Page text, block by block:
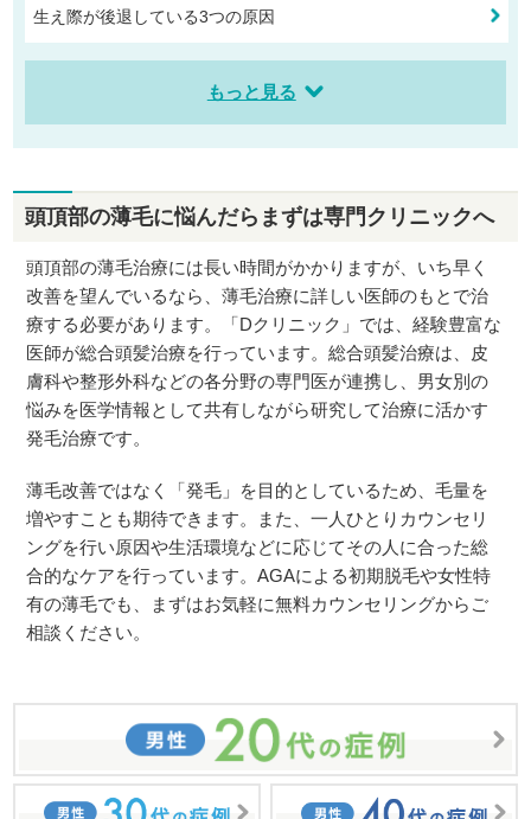
生え際が後退している3つの原因
もっと見る
頭頂部の薄毛に悩んだらまずは専門クリニックへ
頭頂部の薄毛治療には長い時間がかかりますが、いち早く
改善を望んでいるなら、薄毛治療に詳しい医師のもとで治
療する必要があります。「Dクリニック」では、経験豊富な
医師が総合頭髪治療を行っています。総合頭髪治療は、皮
膚科や整形外科などの各分野の専門医が連携し、男女別の
悩みを医学情報として共有しながら研究して治療に活かす
発毛治療です。
薄毛改善ではなく「発毛」を目的としているため、毛量を
増やすことも期待できます。また、一人ひとりカウンセリ
ングを行い原因や生活環境などに応じてその人に合った総
合的なケアを行っています。AGAによる初期脱毛や女性特
有の薄毛でも、まずはお気軽に無料カウンセリングからご
相談ください。